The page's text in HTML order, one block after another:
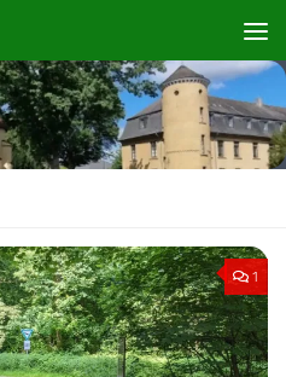
1